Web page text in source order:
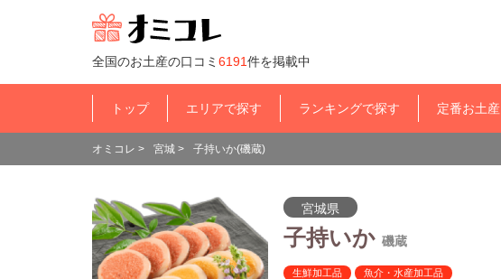
全国のお土産の口コミ 6191件を掲載中
トップ エリアで探す ランキングで探す 定番お土産
オミコレ > 宮城 > 子持いか(磯蔵)
宮城県
子持いか 磯蔵
生鮮加工品 魚介・水産加工品